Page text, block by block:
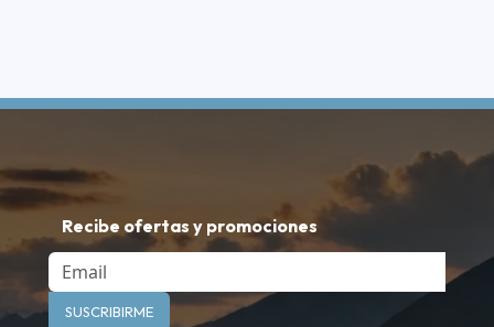
Recibe ofertas y promociones
Email
SUSCRIBIRME